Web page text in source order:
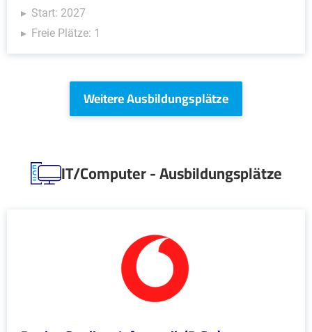
Start: 2027
Freie Plätze: 1
Weitere Ausbildungsplätze
IT/Computer - Ausbildungsplätze